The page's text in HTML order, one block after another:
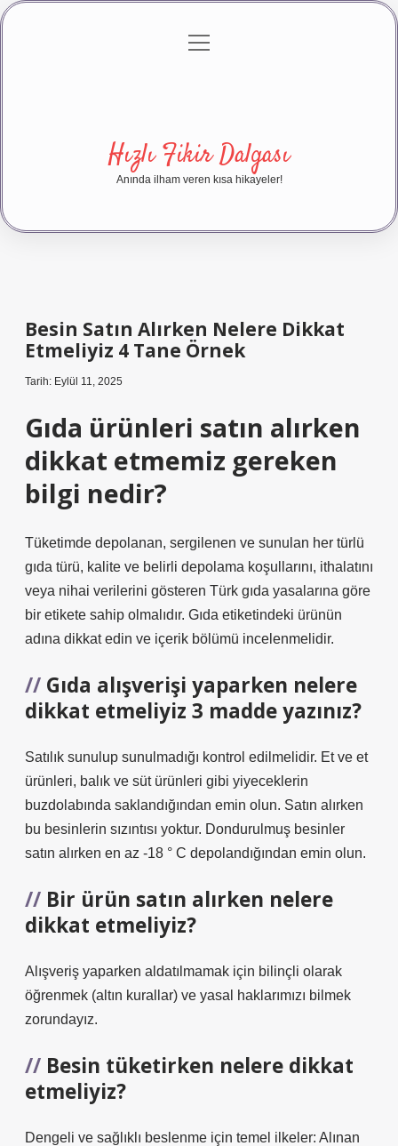
Gizlilik Politikası
menüyü
Hızlı Fikir Dalgası
Anında ilham veren kısa hikayeler!
Besin Satın Alırken Nelere Dikkat
Etmeliyiz 4 Tane Örnek
Tarih: Eylül 11, 2025
Gıda ürünleri satın alırken
dikkat etmemiz gereken
bilgi nedir?
Tüketimde depolanan, sergilenen ve sunulan her türlü
gıda türü, kalite ve belirli depolama koşullarını, ithalatını
veya nihai verilerini gösteren Türk gıda yasalarına göre
bir etikete sahip olmalıdır. Gıda etiketindeki ürünün
adına dikkat edin ve içerik bölümü incelenmelidir.
Gıda alışverişi yaparken nelere
dikkat etmeliyiz 3 madde yazınız?
Satılık sunulup sunulmadığı kontrol edilmelidir. Et ve et
ürünleri, balık ve süt ürünleri gibi yiyeceklerin
buzdolabında saklandığından emin olun. Satın alırken
bu besinlerin sızıntısı yoktur. Dondurulmuş besinler
satın alırken en az -18 ° C depolandığından emin olun.
Bir ürün satın alırken nelere
dikkat etmeliyiz?
Alışveriş yaparken aldatılmamak için bilinçli olarak
öğrenmek (altın kurallar) ve yasal haklarımızı bilmek
zorundayız.
Besin tüketirken nelere dikkat
etmeliyiz?
Dengeli ve sağlıklı beslenme için temel ilkeler: Alınan